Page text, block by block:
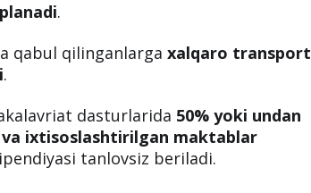
.
qabul qilinganlargaxalqaro transport
.
dasturlarida 50% yoki undan
ixtisoslashtirilgan maktablar
tanlovsiz beriladi.